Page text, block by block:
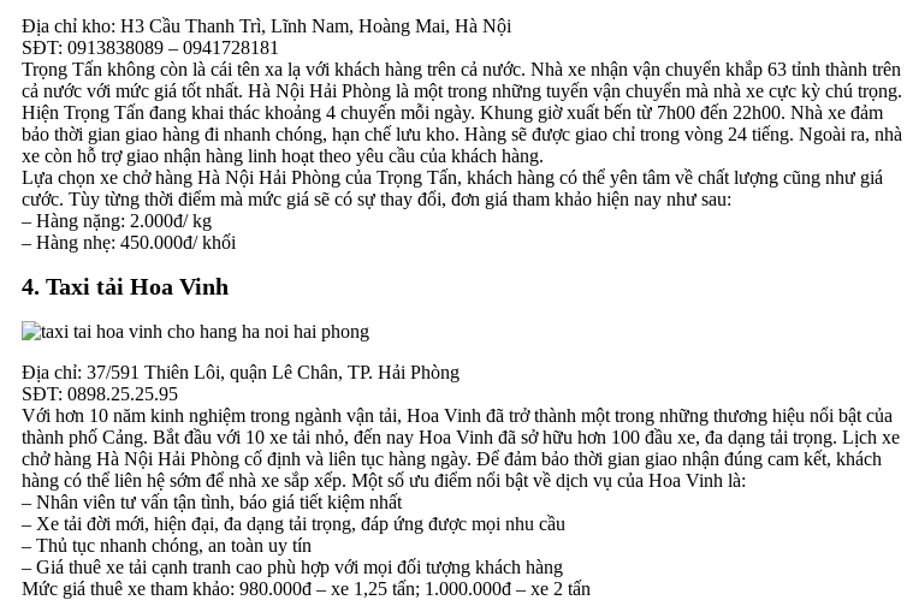
Địa chỉ kho: H3 Cầu Thanh Trì, Lĩnh Nam, Hoàng Mai, Hà Nội
SĐT: 0913838089 – 0941728181
Trọng Tấn không còn là cái tên xa lạ với khách hàng trên cả nước. Nhà xe nhận vận chuyển khắp 63 tỉnh thành trên
cả nước với mức giá tốt nhất. Hà Nội Hải Phòng là một trong những tuyến vận chuyển mà nhà xe cực kỳ chú trọng.
Hiện Trọng Tấn đang khai thác khoảng 4 chuyến mỗi ngày. Khung giờ xuất bến từ 7h00 đến 22h00. Nhà xe đảm
bảo thời gian giao hàng đi nhanh chóng, hạn chế lưu kho. Hàng sẽ được giao chỉ trong vòng 24 tiếng. Ngoài ra, nhà
xe còn hỗ trợ giao nhận hàng linh hoạt theo yêu cầu của khách hàng.
Lựa chọn xe chở hàng Hà Nội Hải Phòng của Trọng Tấn, khách hàng có thể yên tâm về chất lượng cũng như giá
cước. Tùy từng thời điểm mà mức giá sẽ có sự thay đổi, đơn giá tham khảo hiện nay như sau:
– Hàng nặng: 2.000đ/ kg
– Hàng nhẹ: 450.000đ/ khối
4. Taxi tải Hoa Vinh
Địa chỉ: 37/591 Thiên Lôi, quận Lê Chân, TP. Hải Phòng
SĐT: 0898.25.25.95
Với hơn 10 năm kinh nghiệm trong ngành vận tải, Hoa Vinh đã trở thành một trong những thương hiệu nổi bật của
thành phố Cảng. Bắt đầu với 10 xe tải nhỏ, đến nay Hoa Vinh đã sở hữu hơn 100 đầu xe, đa dạng tải trọng. Lịch xe
chở hàng Hà Nội Hải Phòng cố định và liên tục hàng ngày. Để đảm bảo thời gian giao nhận đúng cam kết, khách
hàng có thể liên hệ sớm để nhà xe sắp xếp. Một số ưu điểm nổi bật về dịch vụ của Hoa Vinh là:
– Nhân viên tư vấn tận tình, báo giá tiết kiệm nhất
– Xe tải đời mới, hiện đại, đa dạng tải trọng, đáp ứng được mọi nhu cầu
– Thủ tục nhanh chóng, an toàn uy tín
– Giá thuê xe tải cạnh tranh cao phù hợp với mọi đối tượng khách hàng
Mức giá thuê xe tham khảo: 980.000đ – xe 1,25 tấn; 1.000.000đ – xe 2 tấn